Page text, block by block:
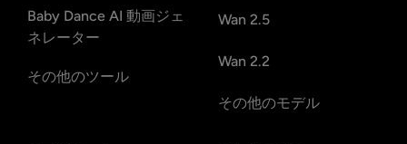
Baby Dance AI 動画ジェ
ネレーター
その他のツール
Wan 2.5
Wan 2.2
その他のモデル